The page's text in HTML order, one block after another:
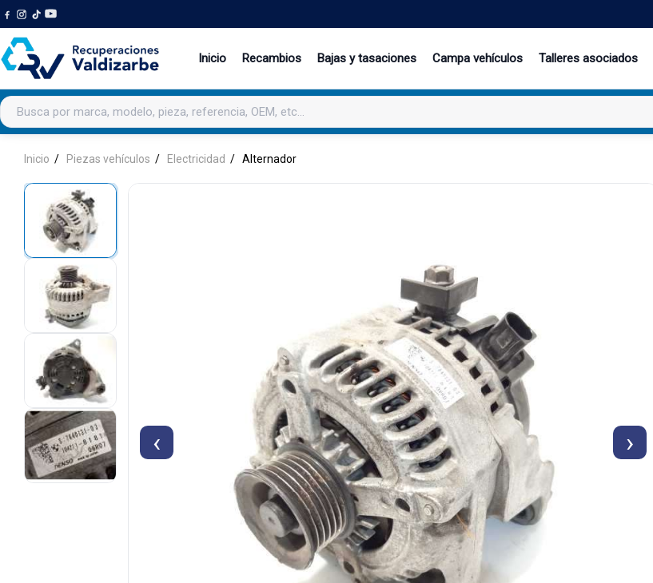
Inicio Recambios Bajas y tasaciones Campa vehículos Talleres asociados
Buscar productos
Inicio Piezas vehículos Electricidad Alternador
‹ ›